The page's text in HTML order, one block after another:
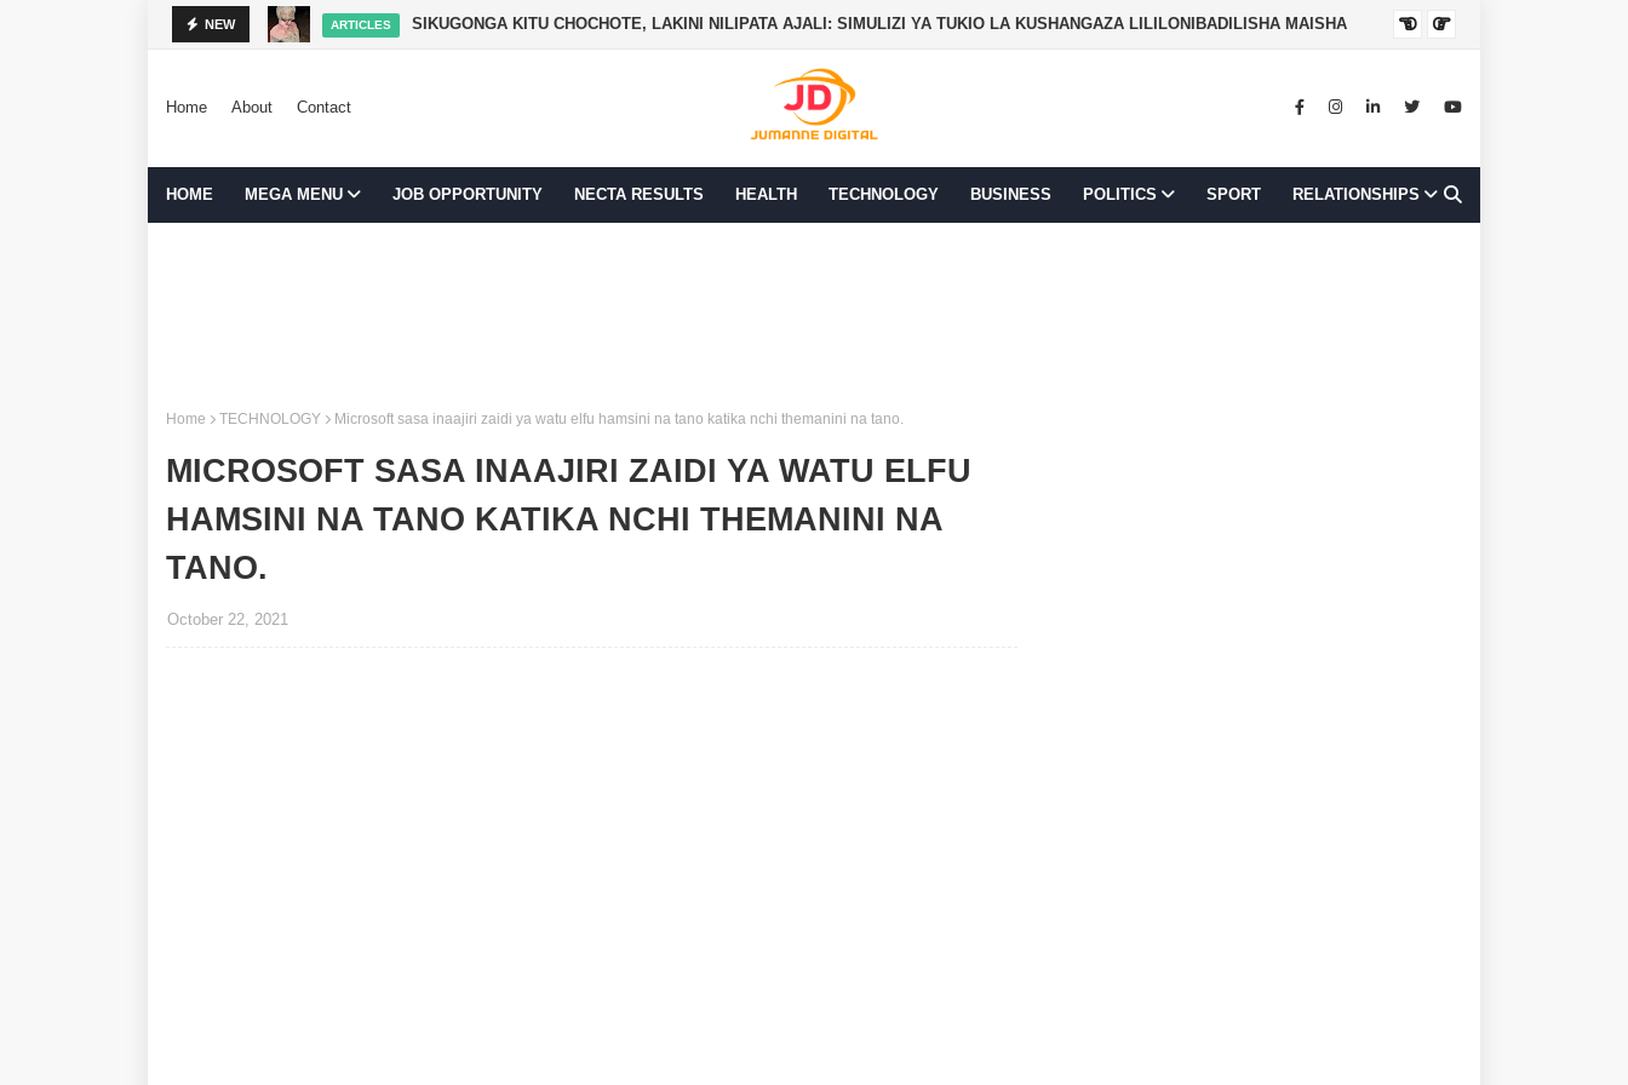
NEW ARTICLES SIKUGONGA KITU CHOCHOTE, LAKINI NILIPATA AJALI: SIMULIZI YA TUKIO LA KUSHANGAZA LILILONIBADILISHA MAISHA
Home About Contact
HOME MEGA MENU JOB OPPORTUNITY NECTA RESULTS HEALTH TECHNOLOGY BUSINESS POLITICS SPORT RELATIONSHIPS
Home TECHNOLOGY Microsoft sasa inaajiri zaidi ya watu elfu hamsini na tano katika nchi themanini na tano.
MICROSOFT SASA INAAJIRI ZAIDI YA WATU ELFU
HAMSINI NA TANO KATIKA NCHI THEMANINI NA
TANO.
October 22, 2021